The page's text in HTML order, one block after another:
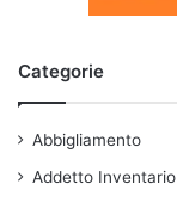
Categorie
Abbigliamento
Addetto Inventario